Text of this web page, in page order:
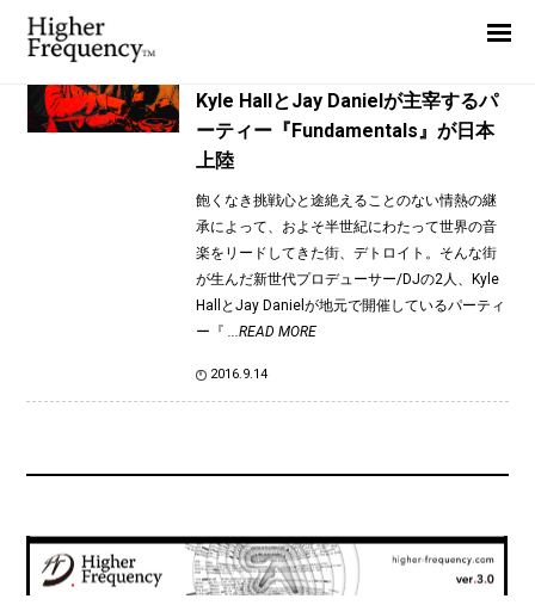
TAG: Kyle Hall
Kyle HallとJay Danielが主宰するパ
ーティー『Fundamentals』が日本
上陸
飽くなき挑戦心と途絶えることのない情熱の継
承によって、およそ半世紀にわたって世界の音
楽をリードしてきた街、デトロイト。そんな街
が生んだ新世代プロデューサー/DJの2人、Kyle
HallとJay Danielが地元で開催しているパーティ
ー『 ...READ MORE
2016.9.14
News
Interview
Report